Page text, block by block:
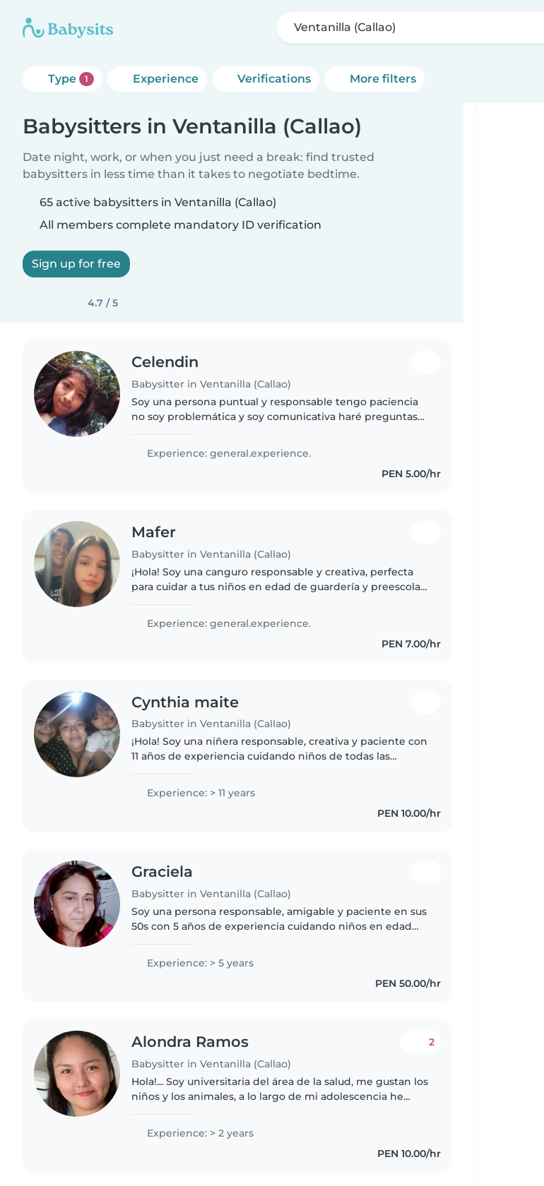
Ventanilla (Callao)
Type 1 Experience Verifications More filters
Babysitters in Ventanilla (Callao)
Date night, work, or when you just need a break: find trusted
babysitters in less time than it takes to negotiate bedtime.
65 active babysitters in Ventanilla (Callao)
All members complete mandatory ID verification
Sign up for free
4.7 / 5
Celendin
Babysitter in Ventanilla (Callao)
Soy una persona puntual y responsable tengo paciencia
no soy problemática y soy comunicativa haré preguntas
llevo bien puedo hacerlos..
Experience: general.experience.
PEN 5.00/hr
Mafer
Babysitter in Ventanilla (Callao)
¡Hola! Soy una canguro responsable y creativa, perfecta
para cuidar a tus niños en edad de guardería y preescolar.
Experience: general.experience.
PEN 7.00/hr
Cynthia maite
Babysitter in Ventanilla (Callao)
¡Hola! Soy una niñera responsable, creativa y paciente con
11 años de experiencia cuidando niños de todas las
manualidades con los niños...
Experience: > 11 years
PEN 10.00/hr
Graciela
Babysitter in Ventanilla (Callao)
Soy una persona responsable, amigable y paciente en sus
50s con 5 años de experiencia cuidando niños en edad
mascotas, cocinar, labores..
Experience: > 5 years
PEN 50.00/hr
Alondra Ramos
Babysitter in Ventanilla (Callao)
2
Hola!... Soy universitaria del área de la salud, me gustan los
niños y los animales, a lo largo de mi adolescencia he
Experience: > 2 years
PEN 10.00/hr